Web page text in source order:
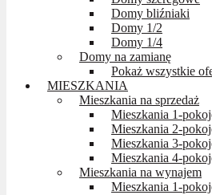
Domy bliźniaki
Domy 1/2
Domy 1/4
Domy na zamianę
Pokaż wszystkie
MIESZKANIA
Mieszkania na sprzedaż
Mieszkania 1-
Mieszkania 2-
Mieszkania 3-
Mieszkania 4-
Mieszkania na wynajem
Mieszkania 1-